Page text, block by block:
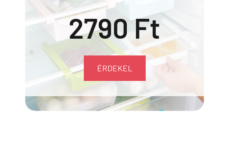
2790 Ft
ÉRDEKEL